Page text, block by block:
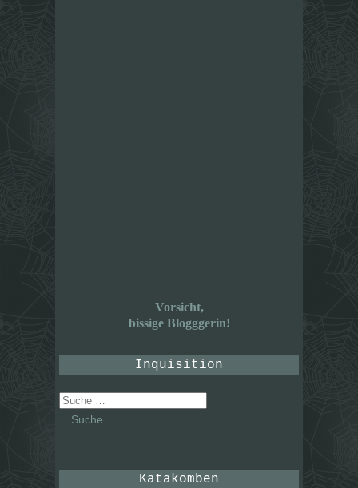
Vorsicht,
bissige Blogggerin!
Inquisition
Suche
nach:
Katakomben